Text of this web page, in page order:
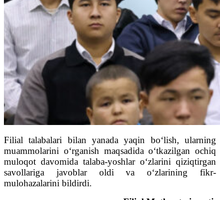
Filial talabalari bilan yanada yaqin bo‘lish, ularning
muammolarini o‘rganish maqsadida o‘tkazilgan ochiq
muloqot davomida talaba-yoshlar o‘zlarini qiziqtirgan
savollariga javoblar oldi va o‘zlarining fikr-
mulohazalarini bildirdi.